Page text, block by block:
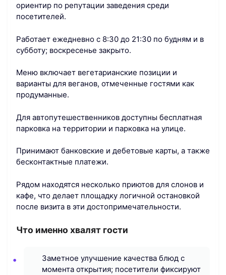
ориентир по репутации заведения среди
посетителей.
Работает ежедневно с 8:30 до 21:30 по будням и в
субботу; воскресенье закрыто.
Меню включает вегетарианские позиции и
варианты для веганов, отмеченные гостями как
продуманные.
Для автопутешественников доступны бесплатная
парковка на территории и парковка на улице.
Принимают банковские и дебетовые карты, а также
бесконтактные платежи.
Рядом находятся несколько приютов для слонов и
кафе, что делает площадку логичной остановкой
после визита в эти достопримечательности.
Что именно хвалят гости
Заметное улучшение качества блюд с
момента открытия; посетители фиксируют